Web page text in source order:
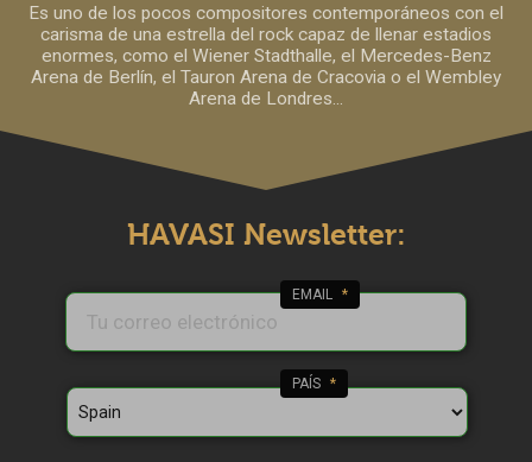
Es uno de los pocos compositores contemporáneos con el
carisma de una estrella del rock capaz de llenar estadios
enormes, como el Wiener Stadthalle, el Mercedes-Benz
Arena de Berlín, el Tauron Arena de Cracovia o el Wembley
Arena de Londres...
HAVASI Newsletter:
EMAIL *
PAÍS *